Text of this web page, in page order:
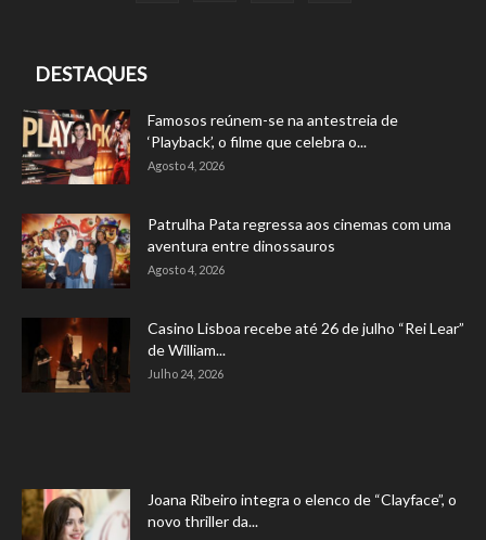
DESTAQUES
Famosos reúnem-se na antestreia de
‘Playback’, o filme que celebra o...
Agosto 4, 2026
Patrulha Pata regressa aos cinemas com uma
aventura entre dinossauros
Agosto 4, 2026
Casino Lisboa recebe até 26 de julho “Rei Lear”
de William...
Julho 24, 2026
Joana Ribeiro integra o elenco de “Clayface”, o
novo thriller da...